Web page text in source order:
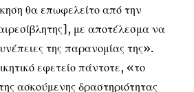
θα επωφελείτο από την
με αποτέλεσμα να
της παρανομίας της».
εφετείο πάντοτε, «το
ασκούμενης δραστηριότητας